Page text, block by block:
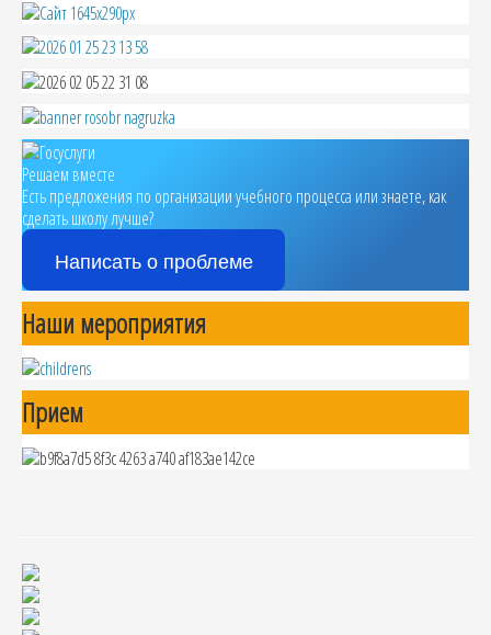
Решаем вместе
Есть предложения по организации учебного процесса или знаете, как
сделать школу лучше?
Написать о проблеме
Наши мероприятия
Прием